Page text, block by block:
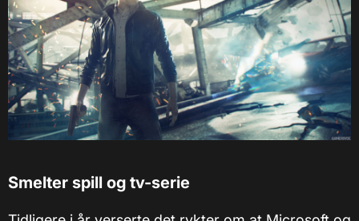
Smelter spill og tv-serie